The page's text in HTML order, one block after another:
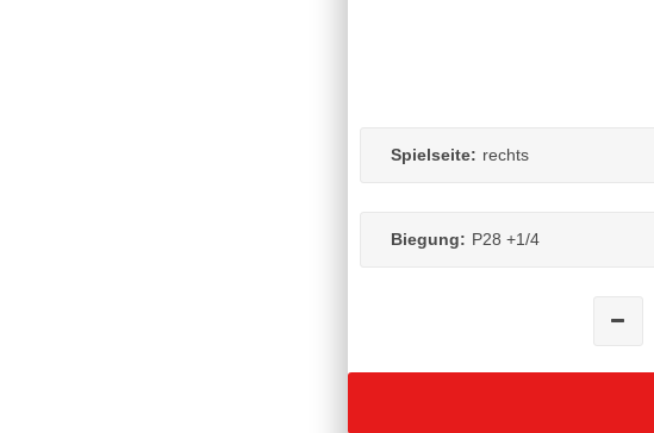
Spielseite: rechts
Biegung: P28 +1/4